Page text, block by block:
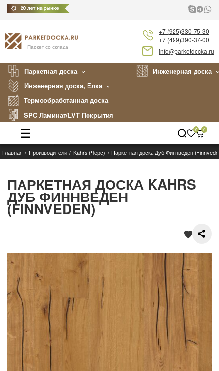
Паркет со склада
+7 (925)330-75-30
+7 (499)390-37-00
info@parketdocka.ru
Паркетная доска
Инженерная доска
Инженерная доска, Елка
Термообработанная доска
SPC Ламинат/LVT Покрытия
Каталог
Укладка
Примеры работ
Покупателям
Акции
Контакты
0 0
Главная Производители Kahrs (Черс) Паркетная доска Дуб Финнведен
ПАРКЕТНАЯ ДОСКА KAHRS
ДУБ ФИННВЕДЕН
(FINNVEDEN)